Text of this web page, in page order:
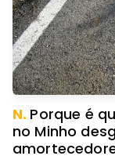
N. Porque é
no Minho